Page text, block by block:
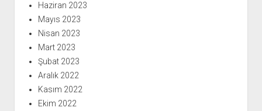
Haziran 2023
Mayıs 2023
Nisan 2023
Mart 2023
Şubat 2023
Aralık 2022
Kasım 2022
Ekim 2022